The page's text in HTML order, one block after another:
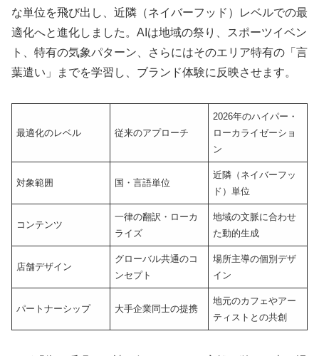
な単位を飛び出し、近隣（ネイバーフッド）レベルでの最
適化へと進化しました。AIは地域の祭り、スポーツイベン
ト、特有の気象パターン、さらにはそのエリア特有の「言
葉遣い」までを学習し、ブランド体験に反映させます。
最適化のレベル 従来のアプローチ
2026年のハイパー・
ローカライゼーショ
ン
対象範囲 国・言語単位
近隣（ネイバーフッ
ド）単位
コンテンツ
一律の翻訳・ローカ
ライズ
地域の文脈に合わせ
た動的生成
店舗デザイン
グローバル共通のコ
ンセプト
場所主導の個別デザ
イン
パートナーシップ 大手企業同士の提携
地元のカフェやアー
ティストとの共創